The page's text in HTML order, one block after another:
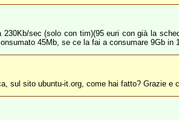
230Kb/sec (solo con tim)(95 euri con già la
45Mb, se ce la fai a consumare 9Gb
sul sito ubuntu-it.org, come hai fatto? Grazie e